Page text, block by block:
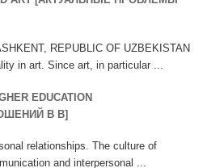
REPUBLIC OF UZBEKISTAN
in art. Since art, in particular ...
EDUCATION
В В]
relationships. The culture of
and interpersonal ...